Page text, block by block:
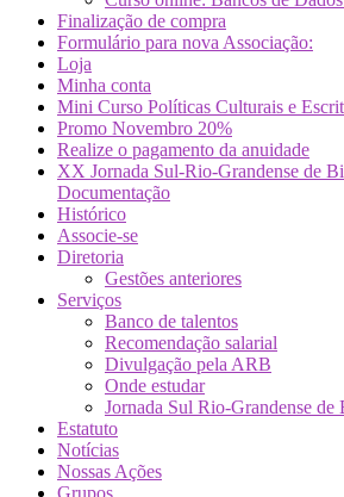
Finalização de compra
Formulário para nova Associação:
Loja
Minha conta
Mini Curso Políticas Culturais e
Promo Novembro 20%
Realize o pagamento da anuidade
XX Jornada Sul-Rio-Grandense de
Documentação
Histórico
Associe-se
Diretoria
Gestões anteriores
Serviços
Banco de talentos
Recomendação salarial
Divulgação pela ARB
Onde estudar
Jornada Sul Rio-Grandense de
Estatuto
Notícias
Nossas Ações
Grupos